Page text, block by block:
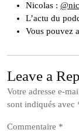
Nicolas :
L’actu du
Vous pouvez
Leave a
Votre adresse e-
sont indiqués avec
Commentaire *